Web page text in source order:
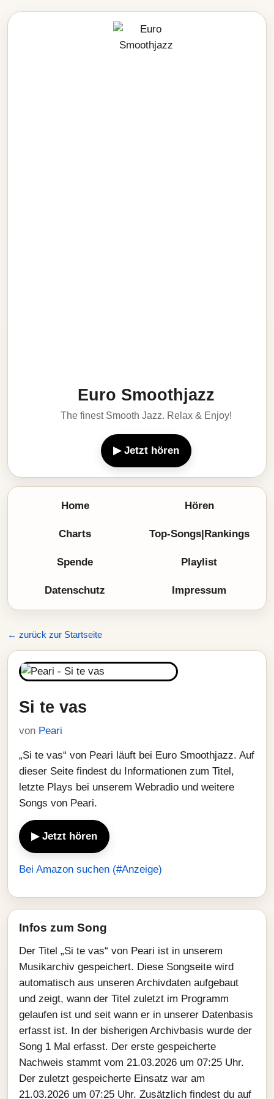
Euro Smoothjazz
The finest Smooth Jazz. Relax & Enjoy!
▶ Jetzt hören
Home Hören
Charts Top-Songs|Rankings
Spende Playlist
Datenschutz Impressum
← zurück zur Startseite
Si te vas
von Peari
„Si te vas“ von Peari läuft bei Euro Smoothjazz. Auf
dieser Seite findest du Informationen zum Titel,
letzte Plays bei unserem Webradio und weitere
Songs von Peari.
▶ Jetzt hören
Bei Amazon suchen (#Anzeige)
Infos zum Song
Der Titel „Si te vas“ von Peari ist in unserem
Musikarchiv gespeichert. Diese Songseite wird
automatisch aus unseren Archivdaten aufgebaut
und zeigt, wann der Titel zuletzt im Programm
gelaufen ist und seit wann er in unserer Datenbasis
erfasst ist. In der bisherigen Archivbasis wurde der
Song 1 Mal erfasst. Der erste gespeicherte
Nachweis stammt vom 21.03.2026 um 07:25 Uhr.
Der zuletzt gespeicherte Einsatz war am
21.03.2026 um 07:25 Uhr. Zusätzlich findest du auf